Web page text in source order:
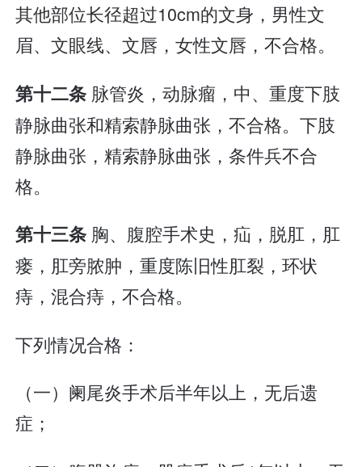
其他部位长径超过10cm的文身，男性文
眉、文眼线、文唇，女性文唇，不合格。
第十二条 脉管炎，动脉瘤，中、重度下肢
静脉曲张和精索静脉曲张，不合格。下肢
静脉曲张，精索静脉曲张，条件兵不合
格。
第十三条 胸、腹腔手术史，疝，脱肛，肛
瘘，肛旁脓肿，重度陈旧性肛裂，环状
痔，混合痔，不合格。
下列情况合格：
（一）阑尾炎手术后半年以上，无后遗
症；